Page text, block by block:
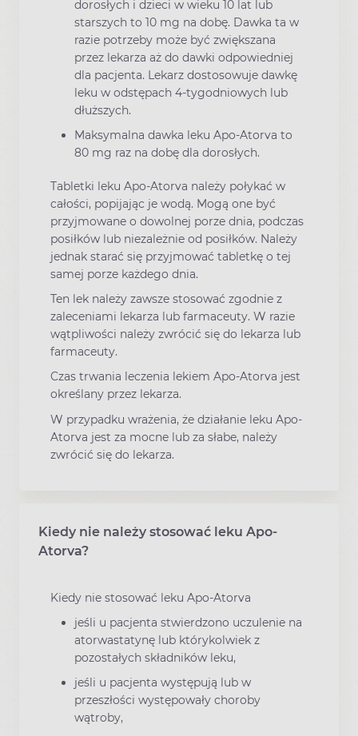
dorosłych i dzieci w wieku 10 lat lub
starszych to 10 mg na dobę. Dawka ta w
razie potrzeby może być zwiększana
przez lekarza aż do dawki odpowiedniej
dla pacjenta. Lekarz dostosowuje dawkę
leku w odstępach 4-tygodniowych lub
dłuższych.
Maksymalna dawka leku Apo-Atorva to
80 mg raz na dobę dla dorosłych.
Tabletki leku Apo-Atorva należy połykać w
całości, popijając je wodą. Mogą one być
przyjmowane o dowolnej porze dnia, podczas
posiłków lub niezależnie od posiłków. Należy
jednak starać się przyjmować tabletkę o tej
samej porze każdego dnia.
Ten lek należy zawsze stosować zgodnie z
zaleceniami lekarza lub farmaceuty. W razie
wątpliwości należy zwrócić się do lekarza lub
farmaceuty.
Czas trwania leczenia lekiem Apo-Atorva jest
określany przez lekarza.
W przypadku wrażenia, że działanie leku Apo-
Atorva jest za mocne lub za słabe, należy
zwrócić się do lekarza.
Kiedy nie należy stosować leku Apo-
Atorva?
Kiedy nie stosować leku Apo-Atorva
jeśli u pacjenta stwierdzono uczulenie na
atorwastatynę lub którykolwiek z
pozostałych składników leku,
jeśli u pacjenta występują lub w
przeszłości występowały choroby
wątroby,